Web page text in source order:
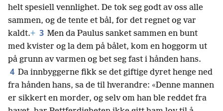
helt spesiell vennlighet. De tok seg godt av oss alle
sammen, og de tente et bål, for det regnet og var
kaldt.+ 3 Men da Paulus sanket sammen en bunt
med kvister og la dem på bålet, kom en hoggorm ut
på grunn av varmen og bet seg fast i hånden hans.
4 Da innbyggerne fikk se det giftige dyret henge ned
fra hånden hans, sa de til hverandre: «Denne mannen
er sikkert en morder, og selv om han ble reddet fra